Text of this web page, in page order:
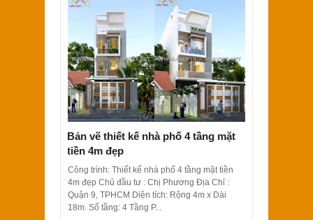
Bản vẽ thiết kế nhà 2 tầng 8x12 phong
Bản vẽ thiết kế nhà phố 4 tầng mặt
tiền 4m đẹp
Công trình: Thiết kế nhà phố 4 tầng mặt tiền
4m đẹp Chủ đầu tư : Chị Phương Địa Chỉ :
Quận 9, TPHCM Diện tích: Rộng 4m x Dài
18m. Số tầng: 4 Tầng P...